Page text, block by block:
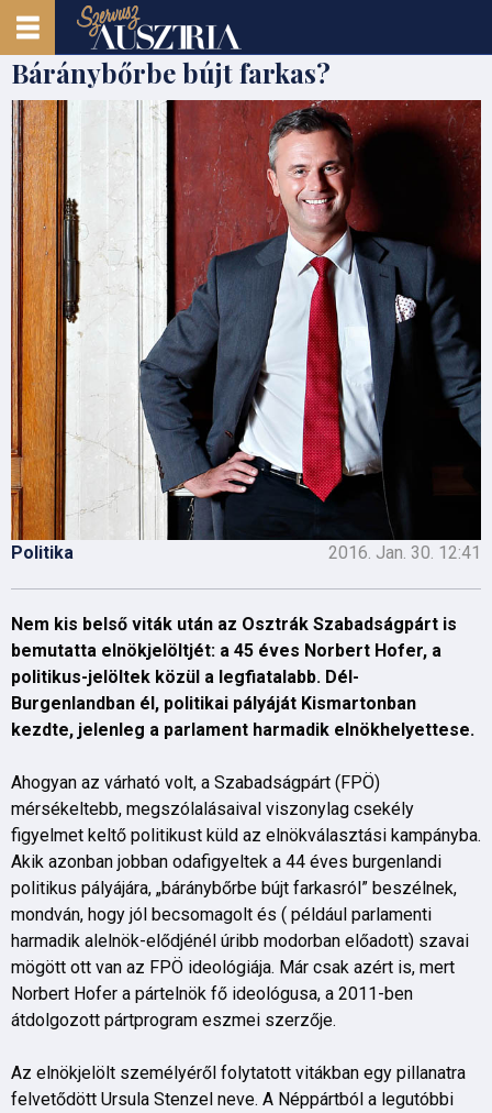
Báránybőrbe bújt farkas?
Politika 2016. Jan. 30. 12:41
Nem kis belső viták után az Osztrák Szabadságpárt is
bemutatta elnökjelöltjét: a 45 éves Norbert Hofer, a
politikus-jelöltek közül a legfiatalabb. Dél-
Burgenlandban él, politikai pályáját Kismartonban
kezdte, jelenleg a parlament harmadik elnökhelyettese.
Ahogyan az várható volt, a Szabadságpárt (FPÖ)
mérsékeltebb, megszólalásaival viszonylag csekély
figyelmet keltő politikust küld az elnökválasztási kampányba.
Akik azonban jobban odafigyeltek a 44 éves burgenlandi
politikus pályájára, „báránybőrbe bújt farkasról” beszélnek,
mondván, hogy jól becsomagolt és ( például parlamenti
harmadik alelnök-elődjénél úribb modorban előadott) szavai
mögött ott van az FPÖ ideológiája. Már csak azért is, mert
Norbert Hofer a pártelnök fő ideológusa, a 2011-ben
átdolgozott pártprogram eszmei szerzője.
Az elnökjelölt személyéről folytatott vitákban egy pillanatra
felvetődött Ursula Stenzel neve. A Néppártból a legutóbbi